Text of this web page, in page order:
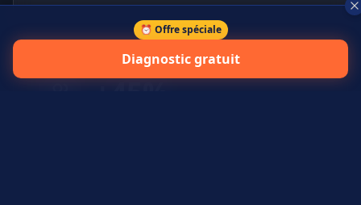
+45%
⏰ Offre spéciale
Diagnostic gratuit